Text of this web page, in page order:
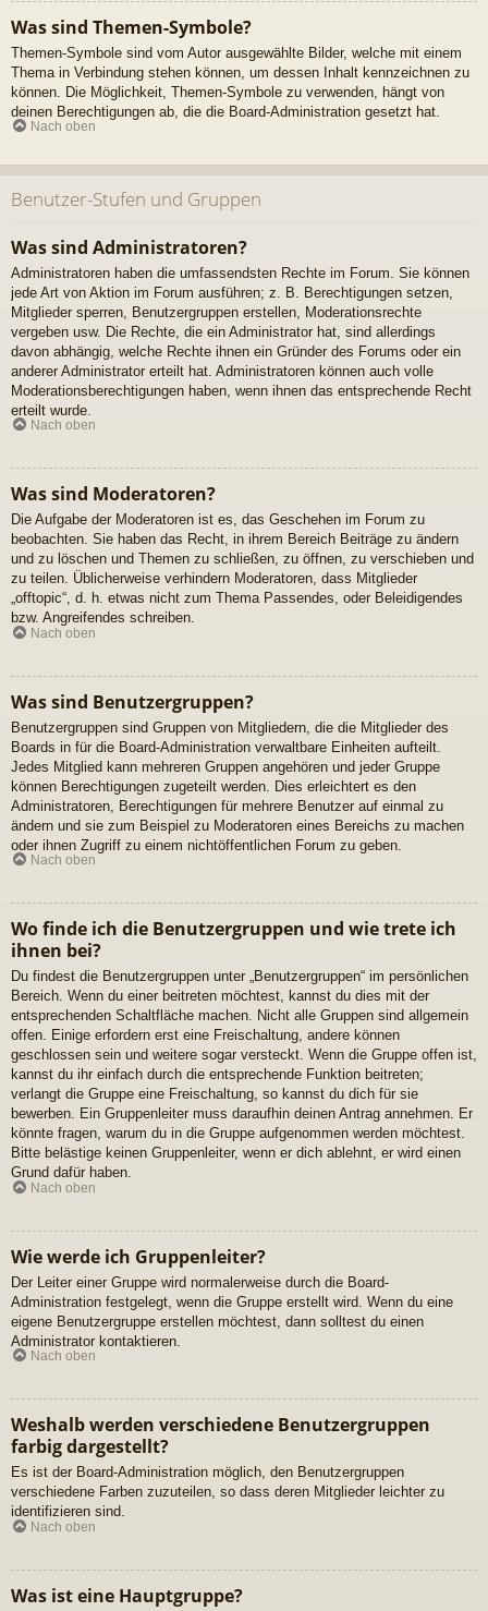
Was sind Themen-Symbole?
Themen-Symbole sind vom Autor ausgewählte Bilder, welche mit einem
Thema in Verbindung stehen können, um dessen Inhalt kennzeichnen zu
können. Die Möglichkeit, Themen-Symbole zu verwenden, hängt von
deinen Berechtigungen ab, die die Board-Administration gesetzt hat.
Nach oben
Benutzer-Stufen und Gruppen
Was sind Administratoren?
Administratoren haben die umfassendsten Rechte im Forum. Sie können
jede Art von Aktion im Forum ausführen; z. B. Berechtigungen setzen,
Mitglieder sperren, Benutzergruppen erstellen, Moderationsrechte
vergeben usw. Die Rechte, die ein Administrator hat, sind allerdings
davon abhängig, welche Rechte ihnen ein Gründer des Forums oder ein
anderer Administrator erteilt hat. Administratoren können auch volle
Moderationsberechtigungen haben, wenn ihnen das entsprechende Recht
erteilt wurde.
Nach oben
Was sind Moderatoren?
Die Aufgabe der Moderatoren ist es, das Geschehen im Forum zu
beobachten. Sie haben das Recht, in ihrem Bereich Beiträge zu ändern
und zu löschen und Themen zu schließen, zu öffnen, zu verschieben und
zu teilen. Üblicherweise verhindern Moderatoren, dass Mitglieder
„offtopic“, d. h. etwas nicht zum Thema Passendes, oder Beleidigendes
bzw. Angreifendes schreiben.
Nach oben
Was sind Benutzergruppen?
Benutzergruppen sind Gruppen von Mitgliedern, die die Mitglieder des
Boards in für die Board-Administration verwaltbare Einheiten aufteilt.
Jedes Mitglied kann mehreren Gruppen angehören und jeder Gruppe
können Berechtigungen zugeteilt werden. Dies erleichtert es den
Administratoren, Berechtigungen für mehrere Benutzer auf einmal zu
ändern und sie zum Beispiel zu Moderatoren eines Bereichs zu machen
oder ihnen Zugriff zu einem nichtöffentlichen Forum zu geben.
Nach oben
Wo finde ich die Benutzergruppen und wie trete ich
ihnen bei?
Du findest die Benutzergruppen unter „Benutzergruppen“ im persönlichen
Bereich. Wenn du einer beitreten möchtest, kannst du dies mit der
entsprechenden Schaltfläche machen. Nicht alle Gruppen sind allgemein
offen. Einige erfordern erst eine Freischaltung, andere können
geschlossen sein und weitere sogar versteckt. Wenn die Gruppe offen ist,
kannst du ihr einfach durch die entsprechende Funktion beitreten;
verlangt die Gruppe eine Freischaltung, so kannst du dich für sie
bewerben. Ein Gruppenleiter muss daraufhin deinen Antrag annehmen. Er
könnte fragen, warum du in die Gruppe aufgenommen werden möchtest.
Bitte belästige keinen Gruppenleiter, wenn er dich ablehnt, er wird einen
Grund dafür haben.
Nach oben
Wie werde ich Gruppenleiter?
Der Leiter einer Gruppe wird normalerweise durch die Board-
Administration festgelegt, wenn die Gruppe erstellt wird. Wenn du eine
eigene Benutzergruppe erstellen möchtest, dann solltest du einen
Administrator kontaktieren.
Nach oben
Weshalb werden verschiedene Benutzergruppen
farbig dargestellt?
Es ist der Board-Administration möglich, den Benutzergruppen
verschiedene Farben zuzuteilen, so dass deren Mitglieder leichter zu
identifizieren sind.
Nach oben
Was ist eine Hauptgruppe?